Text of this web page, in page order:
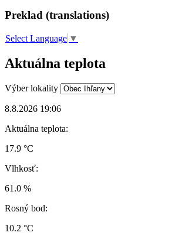
Preklad (translations)
Select Language ▼
Aktuálna teplota
Výber lokality
8.8.2026 19:06
Aktuálna teplota:
17.9 °C
Vlhkosť:
61.0 %
Rosný bod:
10.2 °C